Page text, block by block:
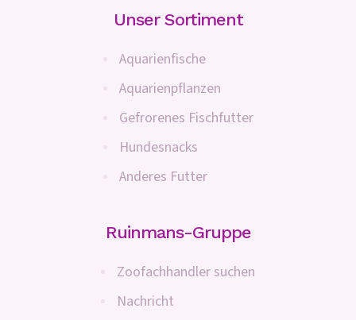
Unser Sortiment
Aquarienfische
Aquarienpflanzen
Gefrorenes Fischfutter
Hundesnacks
Anderes Futter
Ruinmans-Gruppe
Zoofachhandler suchen
Nachricht